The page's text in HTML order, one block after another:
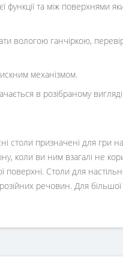
функції та між
вологою ганчіркою,
механізмом.
в розібраному
столи призначені для гри
коли ви ним взагалі не
Столи для
речовин. Для більшої